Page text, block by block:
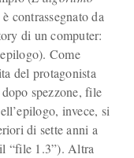
contrassegnato da
di un computer:
Come
del protagonista
spezzone, file
invece, si
di sette anni a
“file 1.3”). Altra